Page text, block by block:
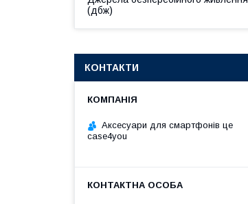
(дбж)
КОНТАКТИ
Аксесуари для смартфонів це
case4you